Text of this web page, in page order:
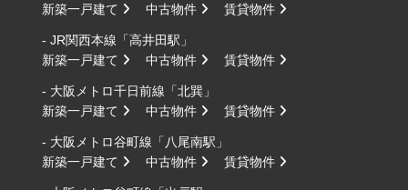
新築一戸建て
中古物件 賃貸物件
- JR関西本線「高井田駅」
新築一戸建て
中古物件 賃貸物件
- 大阪メトロ千日前線「北巽」
新築一戸建て
中古物件 賃貸物件
- 大阪メトロ谷町線「八尾南駅」
新築一戸建て
中古物件 賃貸物件